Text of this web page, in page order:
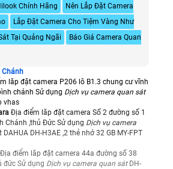
Chính Hãng
Nên Lắp Đặt Camera
Lắp Đặt Camera Cho Tiệm Vàng Như
Tại Quảng Ngãi
Báo Giá Camera Quan
Chánh
lăp đặt camera P206 lô B1.3 chung cư vĩnh
chánh Sử dụng Dịch vụ camera quan sát
vhas
Địa điểm lăp đặt camera Số 2 đường số 1
Chánh ,thủ Đức Sử dụng Dịch vụ camera
DH-H3AE ,2 thẻ nhớ 32 GB MY-FPT
điểm lăp đặt camera 44a đường số 38
đức Sử dụng Dịch vụ camera quan sát DH-